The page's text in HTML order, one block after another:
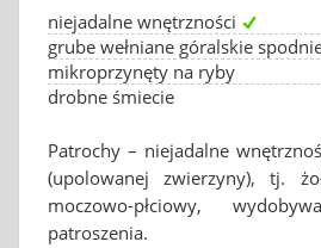
niejadalne wnętrzności
grube wełniane góralskie
mikroprzynęty na ryby
drobne śmiecie
Patrochy – niejadalne
(upolowanej zwierzyny), tj.
moczowo-płciowy,
patroszenia.